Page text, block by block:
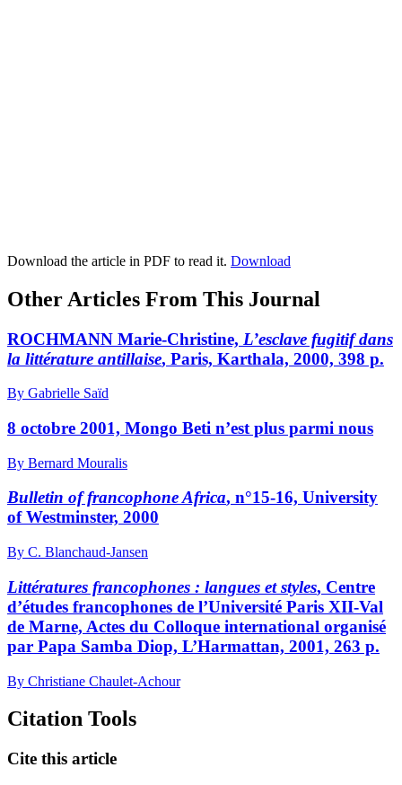
Download the article in PDF to read it. Download
Other Articles From This Journal
ROCHMANN Marie-Christine, L’esclave fugitif dans
la littérature antillaise, Paris, Karthala, 2000, 398 p.
By Gabrielle Saïd
8 octobre 2001, Mongo Beti n’est plus parmi nous
By Bernard Mouralis
Bulletin of francophone Africa, n°15-16, University
of Westminster, 2000
By C. Blanchaud-Jansen
Littératures francophones : langues et styles, Centre
d’études francophones de l’Université Paris XII-Val
de Marne, Actes du Colloque international organisé
par Papa Samba Diop, L’Harmattan, 2001, 263 p.
By Christiane Chaulet-Achour
Citation Tools
Cite this article